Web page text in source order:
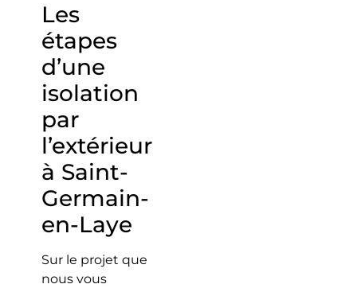
Les
étapes
d’une
isolation
par
l’extérieur
à Saint-
Germain-
en-Laye
Sur le projet que
nous vous